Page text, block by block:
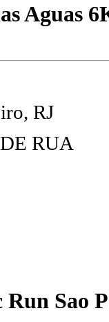
Aguas
RJ
RUA
Run Sao